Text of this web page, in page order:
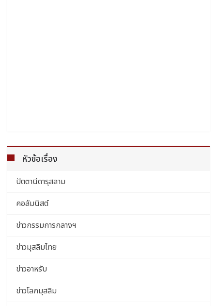
หัวข้อเรื่อง
ปัตตานีดารุสลาม
คอลัมนิสต์
ข่าวกรรมการกลางฯ
ข่าวมุสลิมไทย
ข่าวอาหรับ
ข่าวโลกมุสลิม